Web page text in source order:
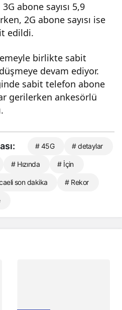
abone sayısı 5,9
2G abone sayısı ise
edildi.
birlikte sabit
devam ediyor.
sabit telefon abone
gerilerken ankesörlü
# 45G # detaylar
# Hızında # İçin
son dakika # Rekor